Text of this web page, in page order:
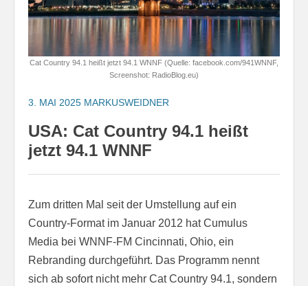
Cat Country 94.1 heißt jetzt 94.1 WNNF (Quelle: facebook.com/941WNNF,
Screenshot: RadioBlog.eu)
3. MAI 2025 MARKUSWEIDNER
USA: Cat Country 94.1 heißt
jetzt 94.1 WNNF
Zum dritten Mal seit der Umstellung auf ein
Country-Format im Januar 2012 hat Cumulus
Media bei WNNF-FM Cincinnati, Ohio, ein
Rebranding durchgeführt. Das Programm nennt
sich ab sofort nicht mehr Cat Country 94.1, sondern